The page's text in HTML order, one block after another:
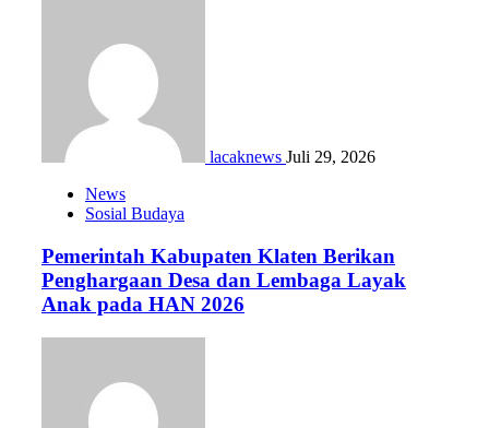
lacaknews Juli 29, 2026
News
Sosial Budaya
Pemerintah Kabupaten Klaten Berikan
Penghargaan Desa dan Lembaga Layak
Anak pada HAN 2026